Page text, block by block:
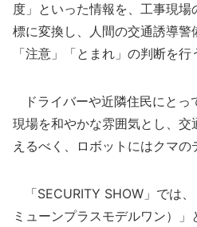
度」といった情報を、工事現
標に変換し、人間の交通誘導警
「注意」「とまれ」の判断を行
ドライバーや近隣住民にとっ
現場を和やかな雰囲気とし、
えるべく、ロボットにはクマの
「SECURITY SHOW」では
ミューンプラスモデルワン）